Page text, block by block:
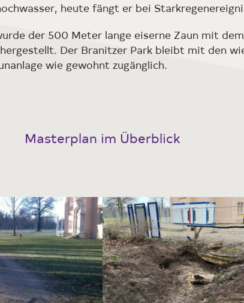
heute fängt er bei
der 500 Meter lange eiserne Zaun mit
Der Branitzer Park bleibt mit den
wie gewohnt zugänglich.
Masterplan im Überblick